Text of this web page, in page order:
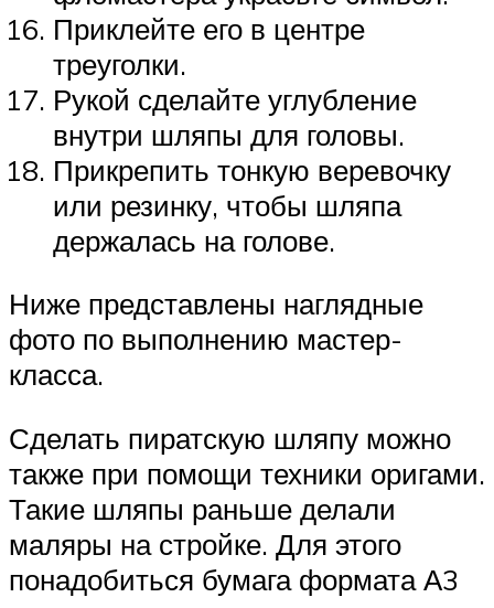
Приклейте его в центре
треуголки.
Рукой сделайте углубление
внутри шляпы для головы.
Прикрепить тонкую веревочку
или резинку, чтобы шляпа
держалась на голове.
Ниже представлены наглядные
фото по выполнению мастер-
класса.
Сделать пиратскую шляпу можно
также при помощи техники оригами.
Такие шляпы раньше делали
маляры на стройке. Для этого
понадобиться бумага формата А3